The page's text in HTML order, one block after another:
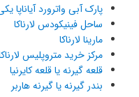
پارک آبی واترورد آیاناپا
ساحل فینیکودس لارناکا
مارینا لارناکا
مرکز خرید متروپلیس
قلعه گیرنه یا قلعه کایرنیا
بندر گیرنه یا گیرنه هاربر